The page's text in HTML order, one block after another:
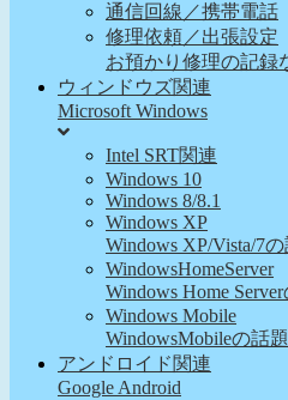
通信回線／携帯電話
修理依頼／出張設定
お預かり修理の記録
ウィンドウズ関連
Microsoft Windows
Intel SRT関連
Windows 10
Windows 8/8.1
Windows XP
Windows XP/Vista/7の
WindowsHomeServer
Windows Home
Windows Mobile
WindowsMobileの話題
アンドロイド関連
Google Android